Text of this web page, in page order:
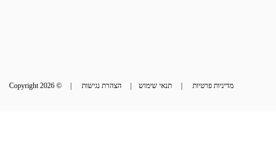
מדיניות פרטיות | תנאי שימוש | הצהרת נגישות |
© Copyright 2026